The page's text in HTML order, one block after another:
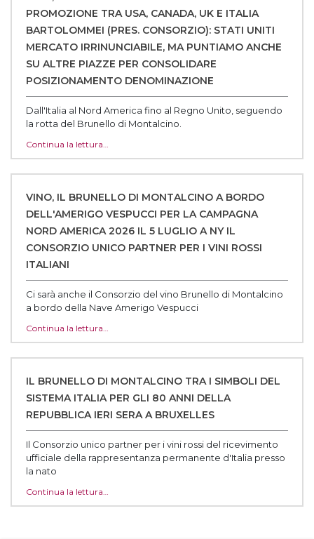
PROMOZIONE TRA USA, CANADA, UK E ITALIA
BARTOLOMMEI (PRES. CONSORZIO): STATI UNITI
MERCATO IRRINUNCIABILE, MA PUNTIAMO ANCHE
SU ALTRE PIAZZE PER CONSOLIDARE
POSIZIONAMENTO DENOMINAZIONE
Dall'Italia al Nord America fino al Regno Unito, seguendo
la rotta del Brunello di Montalcino.
Continua la lettura…
VINO, IL BRUNELLO DI MONTALCINO A BORDO
DELL'AMERIGO VESPUCCI PER LA CAMPAGNA
NORD AMERICA 2026 IL 5 LUGLIO A NY IL
CONSORZIO UNICO PARTNER PER I VINI ROSSI
ITALIANI
Ci sarà anche il Consorzio del vino Brunello di Montalcino
a bordo della Nave Amerigo Vespucci
Continua la lettura…
IL BRUNELLO DI MONTALCINO TRA I SIMBOLI DEL
SISTEMA ITALIA PER GLI 80 ANNI DELLA
REPUBBLICA IERI SERA A BRUXELLES
Il Consorzio unico partner per i vini rossi del ricevimento
ufficiale della rappresentanza permanente d'Italia presso
la nato‌
Continua la lettura…